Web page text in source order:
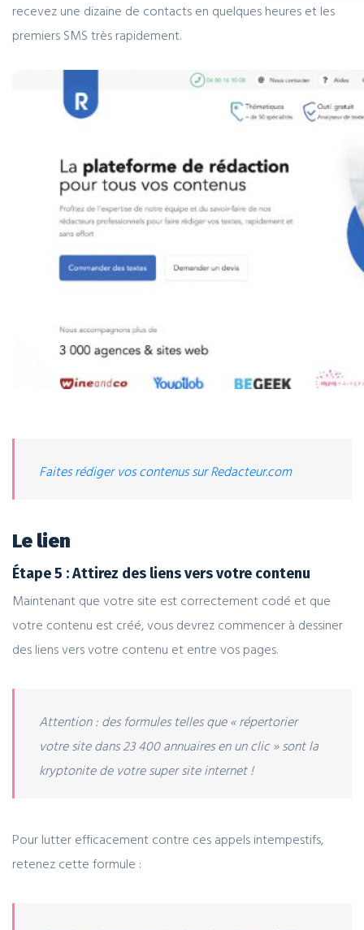
recevez une dizaine de contacts en quelques heures et les
premiers SMS très rapidement.
Faites rédiger vos contenus sur Redacteur.com
Le lien
Étape 5 : Attirez des liens vers votre contenu
Maintenant que votre site est correctement codé et que
votre contenu est créé, vous devrez commencer à dessiner
des liens vers votre contenu et entre vos pages.
Attention : des formules telles que « répertorier
votre site dans 23 400 annuaires en un clic » sont la
kryptonite de votre super site internet !
Pour lutter efficacement contre ces appels intempestifs,
retenez cette formule :